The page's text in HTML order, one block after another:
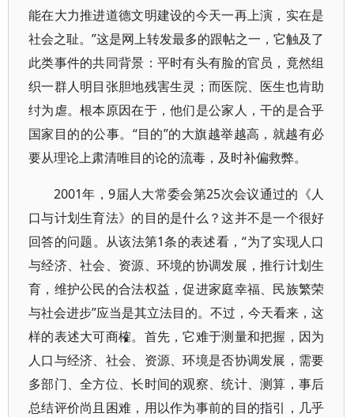
能在大力推进道德文明建设的今天一再上演，实在是
社会之耻。”这是网上转发最多的跟帖之一，它触及了
此类事件的共同背景：平时有头有脸的官员，竟然组
织一群人明目张胆地残害生灵；而医院、医生也肯助
纣为虐。根本原因在于，他们是公家人，干的是合乎
国家目的的公事。“目的”的大旗越举越高，就越有必
要从理论上肃清唯目的论的流毒，及时补偏救弊。
2001年，9届人大常委会第25次会议通过的《人
口与计划生育法》的目的是什么？这并不是一个很好
回答的问题。从该法第1条的表述看，“为了实现人口
与经济、社会、资源、环境的协调发展，推行计划生
育，维护公民的合法权益，促进家庭幸福、民族繁荣
与社会进步”应当是其立法目的。不过，今天看来，这
样的表述大可商榷。首先，它难于测量和把握，因为
人口与经济、社会、资源、环境是否协调发展，需要
多部门、全方位、长时间的观察、统计、测算，事后
总结评价尚且困难，用以作为事前的目的指引，几乎